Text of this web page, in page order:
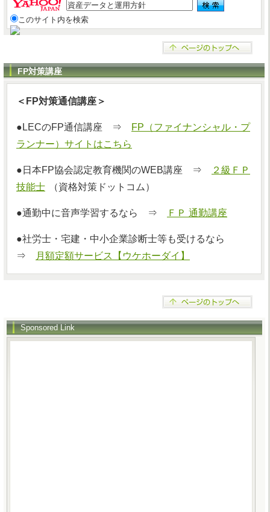
このサイト内を検索
FP対策講座
＜FP対策通信講座＞
●LECのFP通信講座 ⇒
FP（ファイナンシャル・プ
ランナー）サイトはこちら
●日本FP協会認定教育機関のWEB講座 ⇒
２級ＦＰ
技能士
（資格対策ドットコム）
●通勤中に音声学習するなら ⇒ ＦＰ 通勤講座
●社労士・宅建・中小企業診断士等も受けるなら
⇒
月額定額サービス【ウケホーダイ】
Sponsored Link